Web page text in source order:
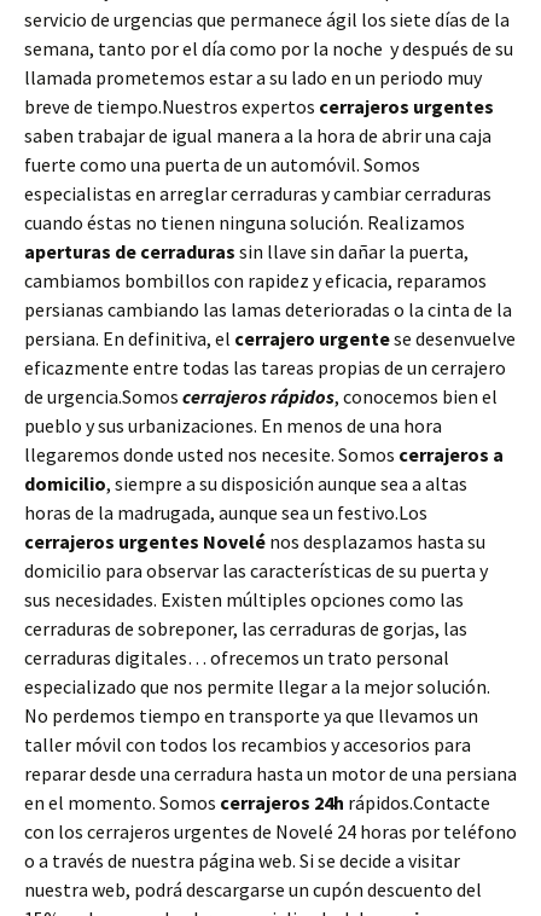
servicio de urgencias que permanece ágil los siete días de la
semana, tanto por el día como por la noche y después de su
llamada prometemos estar a su lado en un periodo muy
breve de tiempo.Nuestros expertos cerrajeros urgentes
saben trabajar de igual manera a la hora de abrir una caja
fuerte como una puerta de un automóvil. Somos
especialistas en arreglar cerraduras y cambiar cerraduras
cuando éstas no tienen ninguna solución. Realizamos
aperturas de cerraduras sin llave sin dañar la puerta,
cambiamos bombillos con rapidez y eficacia, reparamos
persianas cambiando las lamas deterioradas o la cinta de la
persiana. En definitiva, el cerrajero urgentese desenvuelve
eficazmente entre todas las tareas propias de un cerrajero
de urgencia.Somos cerrajeros rápidos, conocemos bien el
pueblo y sus urbanizaciones. En menos de una hora
llegaremos donde usted nos necesite. Somos cerrajeros a
domicilio, siempre a su disposición aunque sea a altas
horas de la madrugada, aunque sea un festivo.Los
cerrajeros urgentes Novelé nos desplazamos hasta su
domicilio para observar las características de su puerta y
sus necesidades. Existen múltiples opciones como las
cerraduras de sobreponer, las cerraduras de gorjas, las
cerraduras digitales… ofrecemos un trato personal
especializado que nos permite llegar a la mejor solución.
No perdemos tiempo en transporte ya que llevamos un
taller móvil con todos los recambios y accesorios para
reparar desde una cerradura hasta un motor de una persiana
en el momento. Somos cerrajeros 24h rápidos.Contacte
con los cerrajeros urgentes de Novelé 24 horas por teléfono
o a través de nuestra página web. Si se decide a visitar
nuestra web, podrá descargarse un cupón descuento del